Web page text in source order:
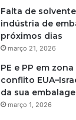
Falta de
indústria de
próximos dias
março 21, 2026
PE e PP em
conflito
da sua
março 1, 2026